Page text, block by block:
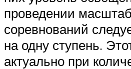
проведении
соревнований
на одну ступень.
актуально при